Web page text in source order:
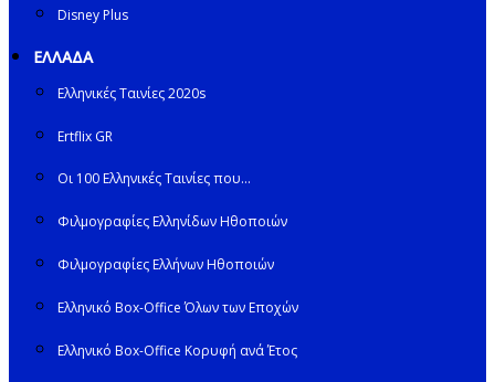
Disney Plus
ΕΛΛΑΔΑ
Ελληνικές Ταινίες 2020s
Ertflix GR
Οι 100 Ελληνικές Ταινίες που…
Φιλμογραφίες Ελληνίδων Ηθοποιών
Φιλμογραφίες Ελλήνων Ηθοποιών
Ελληνικό Box-Office Όλων των Εποχών
Ελληνικό Box-Office Κορυφή ανά Έτος